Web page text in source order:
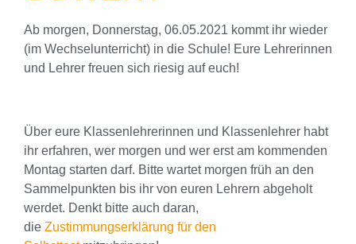
Ab morgen, Donnerstag, 06.05.2021 kommt ihr wieder
(im Wechselunterricht) in die Schule! Eure Lehrerinnen
und Lehrer freuen sich riesig auf euch!
Über eure Klassenlehrerinnen und Klassenlehrer habt
ihr erfahren, wer morgen und wer erst am kommenden
Montag starten darf. Bitte wartet morgen früh an den
Sammelpunkten bis ihr von euren Lehrern abgeholt
werdet. Denkt bitte auch daran,
die Zustimmungserklärung für den